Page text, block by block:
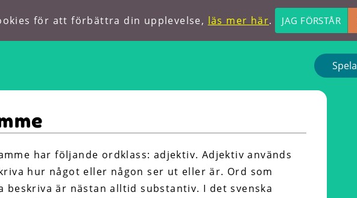
för att förbättra din upplevelse, läs mer här. JAG FÖRSTÅR
Spela
Förkortningar
Hitta ord
har följande ordklass: adjektiv. Adjektiv används
hur något eller någon ser ut eller är. Ord som
beskriva är nästan alltid substantiv. I det svenska